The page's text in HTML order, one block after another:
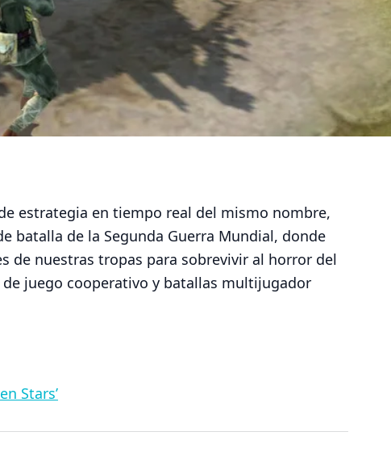
estrategia en tiempo real del mismo nombre,
batalla de la Segunda Guerra Mundial, donde
de nuestras tropas para sobrevivir al horror del
juego cooperativo y batallas multijugador
Stars’